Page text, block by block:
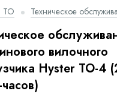
ТО Техническое
вилочного
Hyster ТО-4